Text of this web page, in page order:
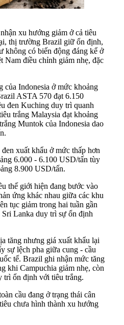
xu hướng giảm ở cả tiêu
thị trường Brazil giữ ổn định,
không có biến động đáng kể ở
Nam điều chỉnh giảm nhẹ, đặc
của Indonesia ở mức khoảng
ASTA 570 đạt 6.150
đen Kuching duy trì quanh
trắng Malaysia đạt khoảng
Muntok của Indonesia dao
xuất khẩu ở mức thấp hơn
6.000 - 6.100 USD/tấn tùy
8.900 USD/tấn.
thế giới hiện đang bước vào
ứng khác nhau giữa các khu
tục giảm trong hai tuần gần
Lanka duy trì sự ổn định
tăng nhưng giá xuất khẩu lại
sự lệch pha giữa cung - cầu
tế. Brazil ghi nhận mức tăng
khi Campuchia giảm nhẹ, còn
trì ổn định với tiêu trắng.
cầu đang ở trạng thái cân
chưa hình thành xu hướng